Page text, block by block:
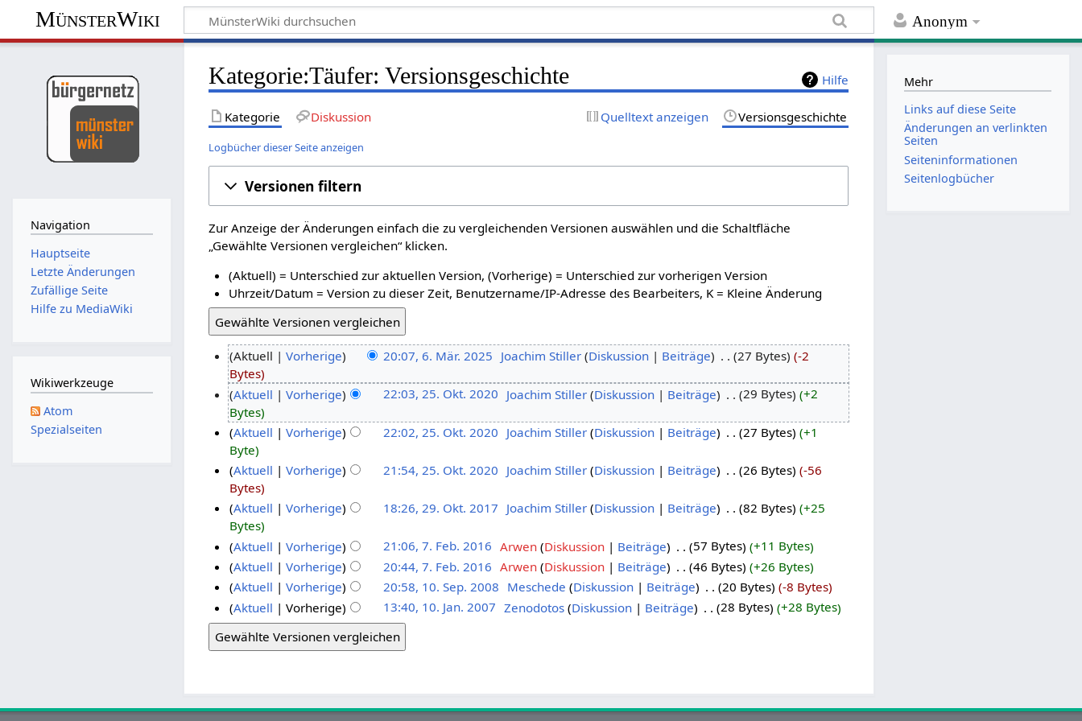
Anonym
MünsterWiki
Hilfe
Kategorie:Täufer: Versionsgeschichte
Kategorie Diskussion Quelltext anzeigen Versionsgeschichte
Logbücher dieser Seite anzeigen
Versionen filtern
Zur Anzeige der Änderungen einfach die zu vergleichenden Versionen auswählen und die Schaltfläche
„Gewählte Versionen vergleichen“ klicken.
(Aktuell) = Unterschied zur aktuellen Version, (Vorherige) = Unterschied zur vorherigen Version
Uhrzeit/Datum = Version zu dieser Zeit, Benutzername/IP-Adresse des Bearbeiters, K = Kleine Änderung
Aktuell Vorherige 20:07, 6. Mär. 2025 Joachim Stiller Diskussion Beiträge 27 Bytes
-2
Bytes
Aktuell
Vorherige 22:03, 25. Okt. 2020 Joachim Stiller Diskussion Beiträge 29 Bytes
+2
Bytes
Aktuell
Vorherige 22:02, 25. Okt. 2020 Joachim Stiller Diskussion Beiträge 27 Bytes
+1
Byte
Aktuell
Vorherige 21:54, 25. Okt. 2020 Joachim Stiller Diskussion Beiträge 26 Bytes
-56
Bytes
Aktuell
Vorherige 18:26, 29. Okt. 2017 Joachim Stiller Diskussion Beiträge 82 Bytes
+25
Bytes
Aktuell
Vorherige 21:06, 7. Feb. 2016 Arwen Diskussion Beiträge 57 Bytes
+11 Bytes
Aktuell
Vorherige 20:44, 7. Feb. 2016 Arwen Diskussion Beiträge 46 Bytes
+26 Bytes
Aktuell
Vorherige 20:58, 10. Sep. 2008 Meschede Diskussion Beiträge 20 Bytes
-8 Bytes
Aktuell
Vorherige 13:40, 10. Jan. 2007 Zenodotos Diskussion Beiträge 28 Bytes +28 Bytes
Navigation
Hauptseite
Letzte Änderungen
Zufällige Seite
Hilfe zu MediaWiki
Wikiwerkzeuge
Atom
Spezialseiten
Mehr
Links auf diese Seite
Änderungen an verlinkten
Seiten
Seiten­informationen
Seitenlogbücher